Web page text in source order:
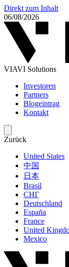
Direkt zum Inhalt
06/08/2026
VIAVI Solutions
Investoren
Partners
Blogeintrag
Kontakt
Zurück
United States
中国
日本
Brasil
СНГ
Deutschland
España
France
United
Mexico